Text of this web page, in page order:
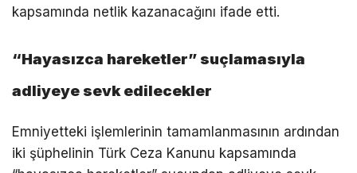
kapsamında netlik kazanacağını ifade etti.
“Hayasızca hareketler” suçlamasıyla
adliyeye sevk edilecekler
Emniyetteki işlemlerinin tamamlanmasının ardından
iki şüphelinin Türk Ceza Kanunu kapsamında